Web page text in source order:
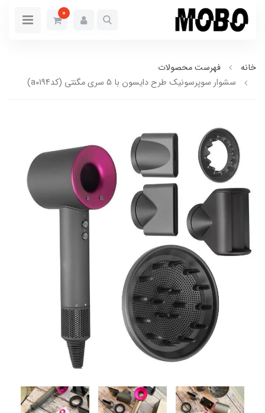
0
خانه
فهرست محصولات
سشوار سوپرسونیک طرح دایسون با 5 سری مگنتی (کدa0194)